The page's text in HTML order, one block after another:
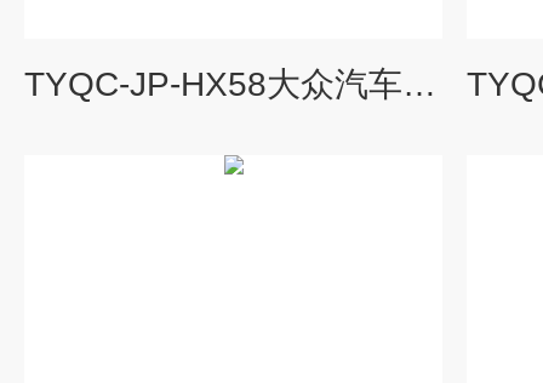
TYQC-JP-HX58大众汽车后桥及悬挂系统|汽车教学设备